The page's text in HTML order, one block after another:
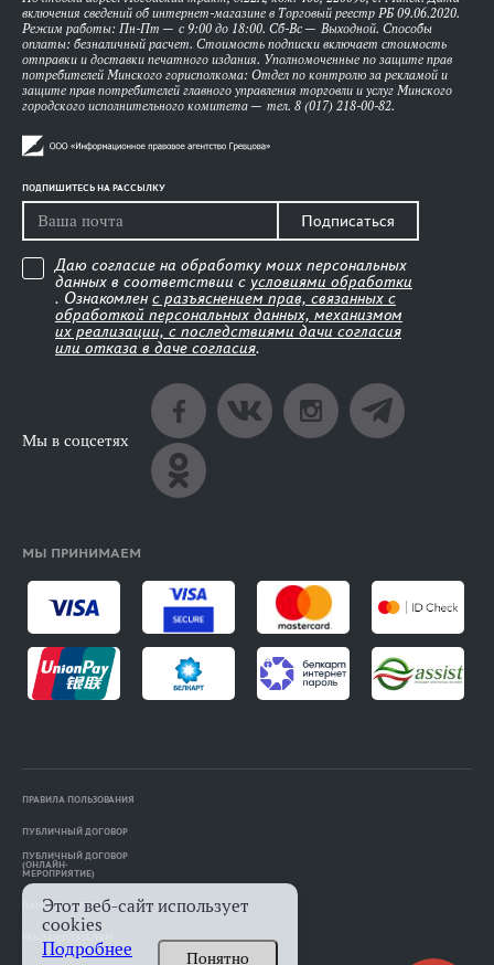
включения сведений об интернет-магазине в Торговый реестр РБ 09.06.2020.
Режим работы: Пн-Пт — с 9:00 до 18:00. Сб-Вс — Выходной. Способы
оплаты: безналичный расчет. Стоимость подписки включает стоимость
отправки и доставки печатного издания. Уполномоченные по защите прав
потребителей Минского горисполкома: Отдел по контролю за рекламой и
защите прав потребителей главного управления торговли и услуг Минского
городского исполнительного комитета — тел. 8 (017) 218-00-82.
ПОДПИШИТЕСЬ НА РАССЫЛКУ
Подписаться
Даю согласие на обработку моих персональных
данных в соответствии с условиями обработки
. Ознакомлен с разъяснением прав, связанных с
обработкой персональных данных, механизмом
их реализации, с последствиями дачи согласия
или отказа в даче согласия.
Мы в соцсетях
МЫ ПРИНИМАЕМ
ПРАВИЛА ПОЛЬЗОВАНИЯ
ПУБЛИЧНЫЙ ДОГОВОР
ПУБЛИЧНЫЙ ДОГОВОР
(ОНЛАЙН-
МЕРОПРИЯТИЕ)
ПАМЯТКА АВТОРАМ
Этот веб-сайт использует
cookies
Подробнее
Понятно